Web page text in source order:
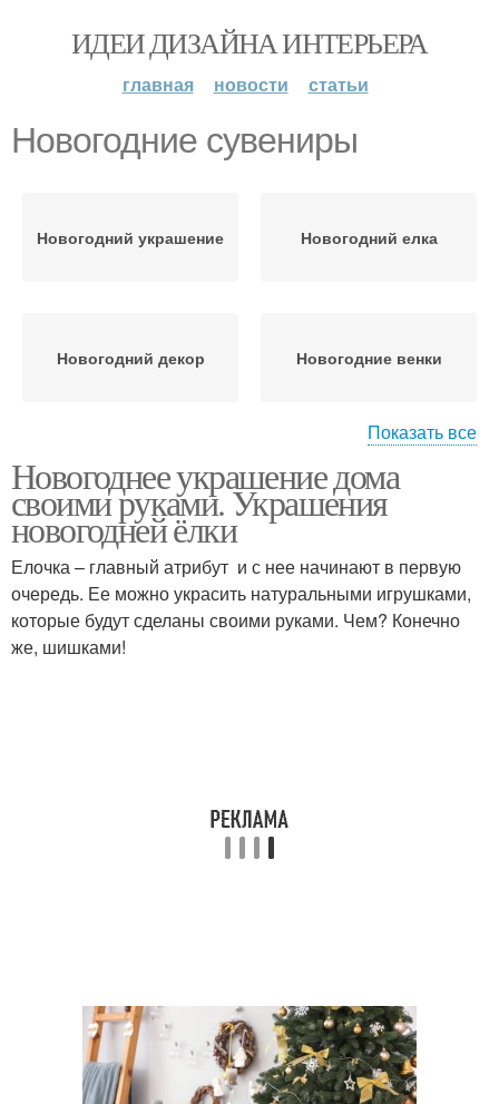
ИДЕИ ДИЗАЙНА ИНТЕРЬЕРА
главная новости статьи
Новогодние сувениры
Новогодний украшение Новогодний елка
Новогодний декор Новогодние венки
Новогодние идеи
подарки
Сувениры к новому
году
Новогодние поделки
Показать все
Новогоднее украшение дома
своими руками. Украшения
новогодней ёлки
Елочка – главный атрибут и с нее начинают в первую
очередь. Ее можно украсить натуральными игрушками,
которые будут сделаны своими руками. Чем? Конечно
же, шишками!